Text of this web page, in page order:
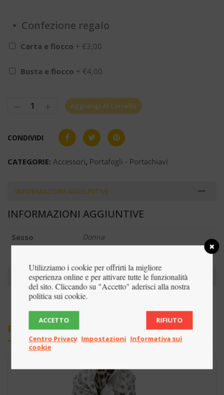
Confezione regalo
Carta e fiocco + €3,00
Busta e fiocco + €4,00
Aggiungi Al Carrello
CONDIVIDI
CATEGORIE: Accessori, Portafogli - Portachiavi
INFORMAZIONI AGGIUNTIVE
INFORMAZIONI AGGIUNTIVE
Sesso Donna
RECENSIONI (0)
PRODOTTI CORRELATI
Utilizziamo i cookie per offrirti la migliore
esperienza online e per attivare tutte le funzionalità
del sito. Cliccando su "Accetto" aderisci alla nostra
politica sui cookie.
ACCETTO RIFIUTO
Centro Privacy Impostazioni Informativa sui
cookie